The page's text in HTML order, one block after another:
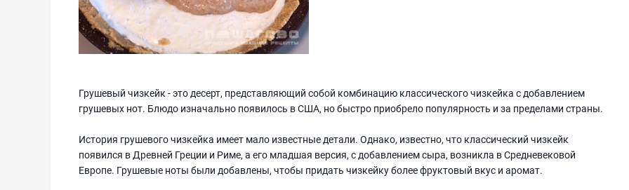
Грушевый чизкейк - это десерт, представляющий собой комбинацию классического чизкейка с добавлением
грушевых нот. Блюдо изначально появилось в США, но быстро приобрело популярность и за пределами страны.
История грушевого чизкейка имеет мало известные детали. Однако, известно, что классический чизкейк
появился в Древней Греции и Риме, а его младшая версия, с добавлением сыра, возникла в Средневековой
Европе. Грушевые ноты были добавлены, чтобы придать чизкейку более фруктовый вкус и аромат.